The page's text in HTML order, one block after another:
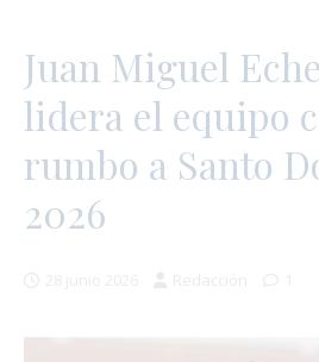
Juan Miguel
lidera el equipo
rumbo a Santo
2026